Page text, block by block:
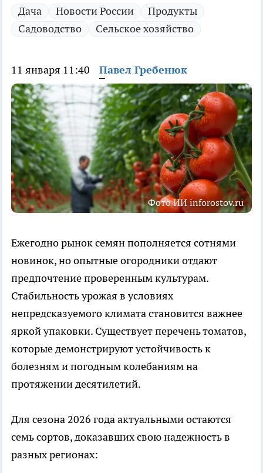
Дача Новости России
Продукты
Садоводство
Сельское хозяйство
11 января 11:40 Павел Гребенюк
Фото ИИ inforostov.ru
Ежегодно рынок семян пополняется сотнями
новинок, но опытные огородники отдают
предпочтение проверенным культурам.
Стабильность урожая в условиях
непредсказуемого климата становится важнее
яркой упаковки. Существует перечень томатов,
которые демонстрируют устойчивость к
болезням и погодным колебаниям на
протяжении десятилетий.
Для сезона 2026 года актуальными остаются
семь сортов, доказавших свою надежность в
разных регионах: